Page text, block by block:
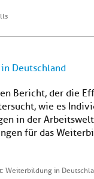
Deutschland
Bericht, der die
wie es
in der
für das
Weiterbildung in